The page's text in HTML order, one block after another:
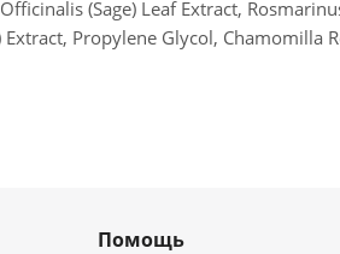
(Sage) Leaf Extract,
Propylene Glycol,
Помощь